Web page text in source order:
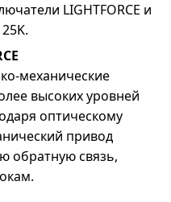
LIGHTFORCE и
механические
высоких уровней
оптическому
привод
обратную связь,